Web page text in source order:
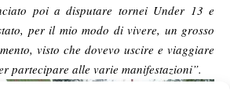
poi a disputare tornei Under 13 e
per il mio modo di vivere, un grosso
visto che dovevo uscire e viaggiare
partecipare alle varie manifestazioni”.